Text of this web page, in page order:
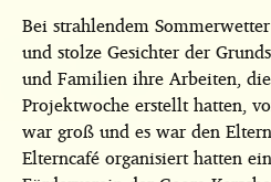
Bei strahlendem
und stolze Gesichter der
und Familien ihre Arbeiten,
Projektwoche erstellt hatten,
war groß und es war den
Elterncafé organisiert hatten